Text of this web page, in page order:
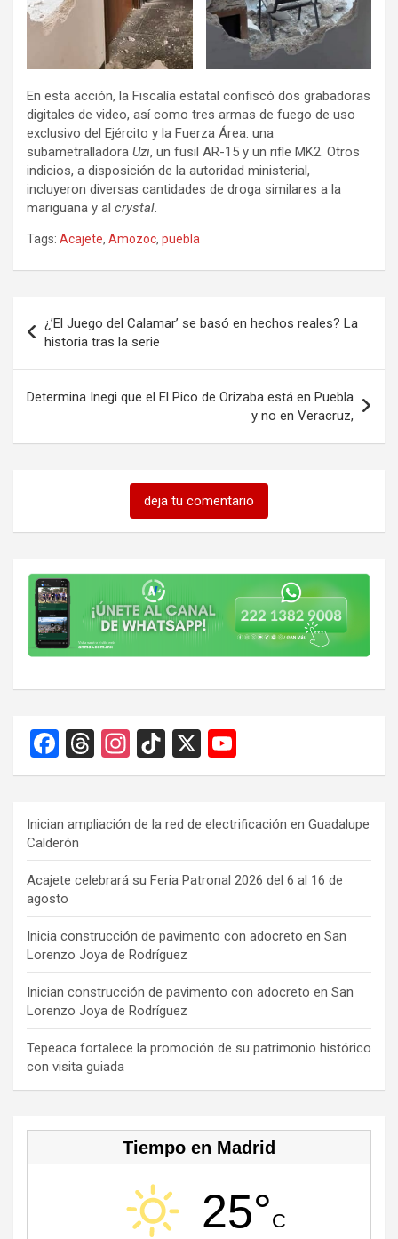
En esta acción, la Fiscalía estatal confiscó dos grabadoras
digitales de video, así como tres armas de fuego de uso
exclusivo del Ejército y la Fuerza Área: una
subametralladora Uzi, un fusil AR-15 y un rifle MK2. Otros
indicios, a disposición de la autoridad ministerial,
incluyeron diversas cantidades de droga similares a la
mariguana y al crystal.
Tags: Acajete, Amozoc, puebla
de
entradas
¿’El Juego del Calamar’ se basó en hechos reales? La
historia tras la serie
Determina Inegi que el El Pico de Orizaba está en Puebla
y no en Veracruz,
deja tu comentario
F
a
b
o
o
k
T
hr
a
d
s
In
st
gr
a
m
Ti
k
o
k
X
o
T
u
b
e
C
h
a
n
n
el
Inician ampliación de la red de electrificación en Guadalupe
Calderón
Acajete celebrará su Feria Patronal 2026 del 6 al 16 de
agosto
Inicia construcción de pavimento con adocreto en San
Lorenzo Joya de Rodríguez
Inician construcción de pavimento con adocreto en San
Lorenzo Joya de Rodríguez
Tepeaca fortalece la promoción de su patrimonio histórico
con visita guiada
Tiempo en Madrid
25°C